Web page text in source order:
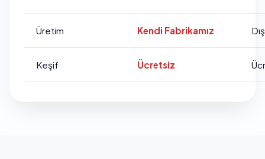
Üretim Kendi Fabrikamız
Keşif Ücretsiz